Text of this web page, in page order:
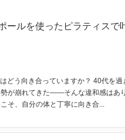
ールを使ったピラティスで
どう向き合っていますか？ 40代を
が崩れてきた——そんな違和感はあ
そ、自分の体と丁寧に向き合...